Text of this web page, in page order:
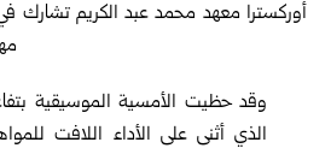
وقد حظيت الأمسية الموسيقية
الذي أثنى على الأداء اللافت